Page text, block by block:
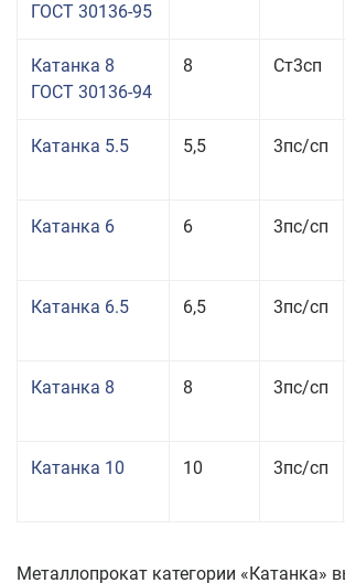
ГОСТ 30136-95
Катанка 8
ГОСТ 30136-94
8 Ст3сп
Катанка 5.5 5,5 3пс/сп
Катанка 6 6 3пс/сп
Катанка 6.5 6,5 3пс/сп
Катанка 8 8 3пс/сп
Катанка 10 10 3пс/сп
Металлопрокат категории «Катанка»